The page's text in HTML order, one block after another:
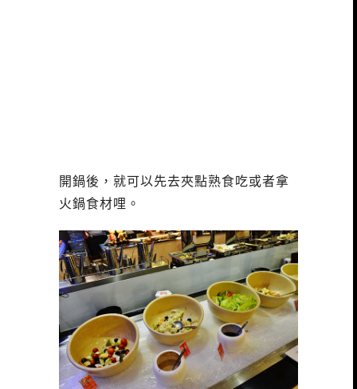
開鍋後，就可以先去夾點熟食吃或者拿
火鍋食材哩。